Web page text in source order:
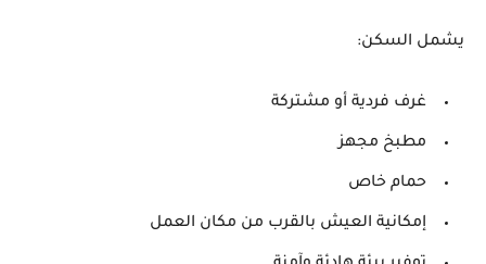
يشمل السكن:
غرف فردية أو مشتركة
مطبخ مجهز
حمام خاص
إمكانية العيش بالقرب من مكان العمل